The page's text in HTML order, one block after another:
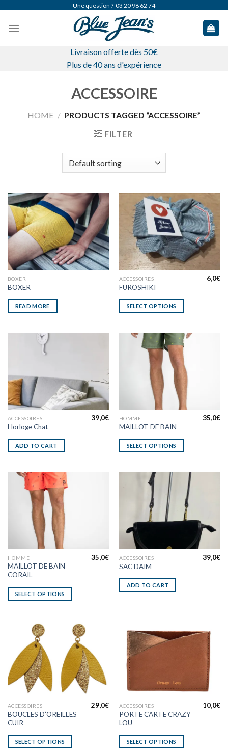
content
Une question ? 03 20 98 62 74
Livraison offerte dès 50€
Plus de 40 ans d'expérience
ACCESSOIRE
HOME / PRODUCTS TAGGED “ACCESSOIRE”
FILTER
BOXER
BOXER
READ MORE
ACCESSOIRES
FUROSHIKI
6,0€
SELECT OPTIONS
ACCESSOIRES
Horloge Chat
39,0€
ADD TO CART
HOMME
MAILLOT DE BAIN
35,0€
SELECT OPTIONS
HOMME
MAILLOT DE BAIN
CORAIL
35,0€
SELECT OPTIONS
ACCESSOIRES
SAC DAIM
39,0€
ADD TO CART
ACCESSOIRES
BOUCLES D’OREILLES
CUIR
29,0€
SELECT OPTIONS
ACCESSOIRES
PORTE CARTE CRAZY
LOU
10,0€
SELECT OPTIONS